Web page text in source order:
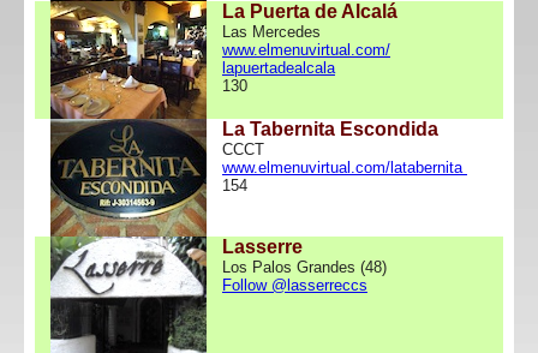
La Puerta de Alcalá
Las Mercedes
www.elmenuvirtual.com/
lapuertadealcala
130
La Tabernita Escondida
CCCT
www.elmenuvirtual.com/latabernita
154
Lasserre
Los Palos Grandes (48)
Follow @lasserreccs